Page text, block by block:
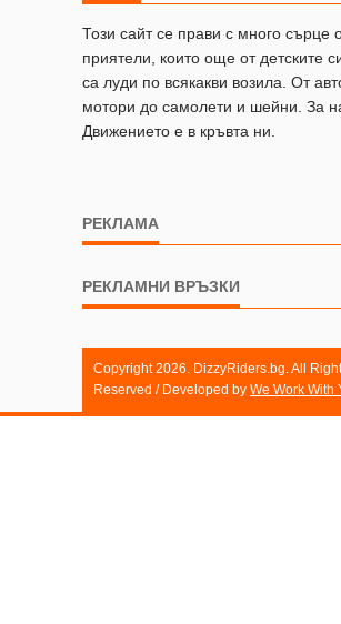
Този сайт се прави с много сърце
приятели, които още от детските
са луди по всякакви возила. От
мотори до самолети и шейни. За
Движението е в кръвта ни.
РЕКЛАМА
РЕКЛАМНИ ВРЪЗКИ
Copyright 2026. DizzyRiders.bg. All
Reserved / Developed by We Work With